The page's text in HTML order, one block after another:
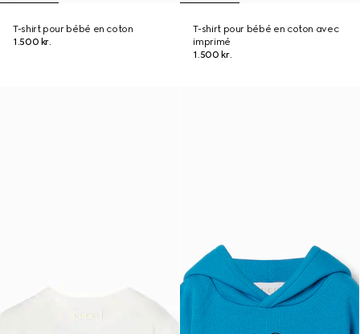
T-shirt pour bébé en coton
1.500 kr.
T-shirt pour bébé en coton avec
imprimé
1.500 kr.